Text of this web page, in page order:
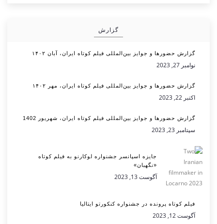
گزارش
گزارش حضورها و جوایز بین‌المللی فیلم کوتاه ایران، آبان ۱۴۰۲
نوامبر 27, 2023
گزارش حضورها و جوایز بین‌المللی فیلم کوتاه ایران، مهر ۱۴۰۲
اکتبر 22, 2023
گزارش حضورها و جوایز بین‌المللی فیلم کوتاه ایران، شهریور 1402
سپتامبر 23, 2023
جایزه اسپانسر جشنواره لوکارنو به فیلم کوتاه
«نگهبان»
آگوست 13, 2023
فیلم کوتاه پرونده در جشنواره کنکورتو ایتالیا
آگوست 12, 2023